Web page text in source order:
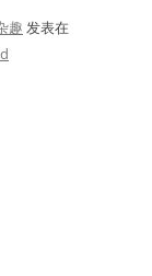
趣 发表在